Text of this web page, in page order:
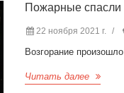
Пожарные спасли
22 ноября 2021 г.
Возгорание
Читать далее